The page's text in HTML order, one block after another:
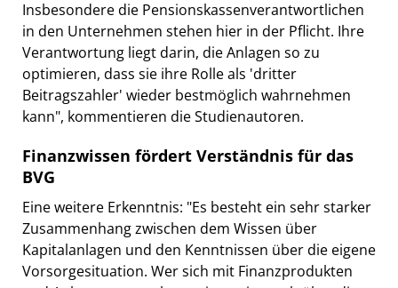
Insbesondere die Pensionskassenverantwortlichen
in den Unternehmen stehen hier in der Pflicht. Ihre
Verantwortung liegt darin, die Anlagen so zu
optimieren, dass sie ihre Rolle als 'dritter
Beitragszahler' wieder bestmöglich wahrnehmen
kann", kommentieren die Studienautoren.
Finanzwissen fördert Verständnis für das
BVG
Eine weitere Erkenntnis: "Es besteht ein sehr starker
Zusammenhang zwischen dem Wissen über
Kapitalanlagen und den Kenntnissen über die eigene
Vorsorgesituation. Wer sich mit Finanzprodukten